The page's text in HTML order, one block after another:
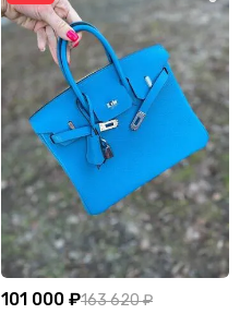
101 000 ₽163 620 ₽